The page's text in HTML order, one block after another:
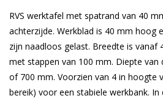
RVS werktafel met spatrand van 40
achterzijde. Werkblad is 40 mm hoog
zijn naadloos gelast. Breedte is
met stappen van 100 mm. Diepte van
of 700 mm. Voorzien van 4 in hoogte
bereik) voor een stabiele werkbank.